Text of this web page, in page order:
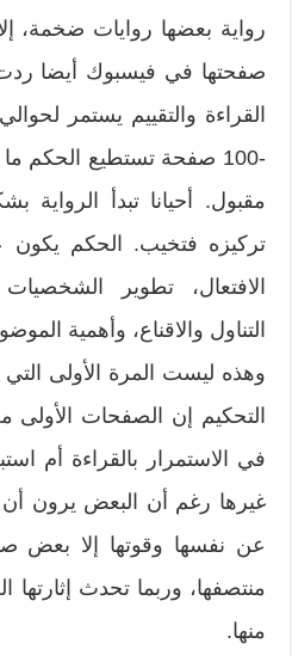
رواية بعضها روايات ضخمة،
صفحتها في فيسبوك أيضا
القراءة والتقييم يستمر
-100 صفحة تستطيع الحكم
مقبول. أحيانا تبدأ الرواية
تركيزه فتخيب. الحكم
الافتعال، تطوير
التناول والاقناع، وأهمية
وهذه ليست المرة الأولى
التحكيم إن الصفحات الأولى
في الاستمرار بالقراءة أم
غيرها رغم أن البعض يرون
عن نفسها وقوتها إلا بعض
منتصفها، وربما تحدث إثارتها
منها.